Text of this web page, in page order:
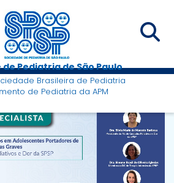
Pediatria de São Paulo
Brasileira de Pediatria
de Pediatria da APM